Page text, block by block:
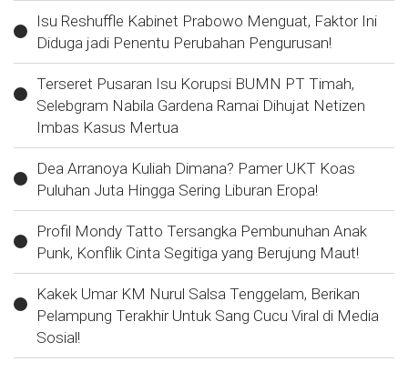
Isu Reshuffle Kabinet Prabowo Menguat, Faktor Ini
Diduga jadi Penentu Perubahan Pengurusan!
Terseret Pusaran Isu Korupsi BUMN PT Timah,
Selebgram Nabila Gardena Ramai Dihujat Netizen
Imbas Kasus Mertua
Dea Arranoya Kuliah Dimana? Pamer UKT Koas
Puluhan Juta Hingga Sering Liburan Eropa!
Profil Mondy Tatto Tersangka Pembunuhan Anak
Punk, Konflik Cinta Segitiga yang Berujung Maut!
Kakek Umar KM Nurul Salsa Tenggelam, Berikan
Pelampung Terakhir Untuk Sang Cucu Viral di Media
Sosial!